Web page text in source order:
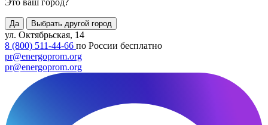
Это ваш город?
Да Выбрать другой город
ул. Октябрьская, 14
8 (800) 511-44-66 по России бесплатно
pr@energoprom.org
pr@energoprom.org